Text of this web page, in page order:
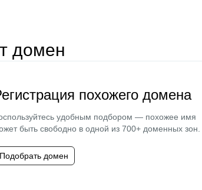
домен
похожего домена
удобным подбором — похожее имя
быть свободно в одной из 700+ доменных зон.
Подобрать домен